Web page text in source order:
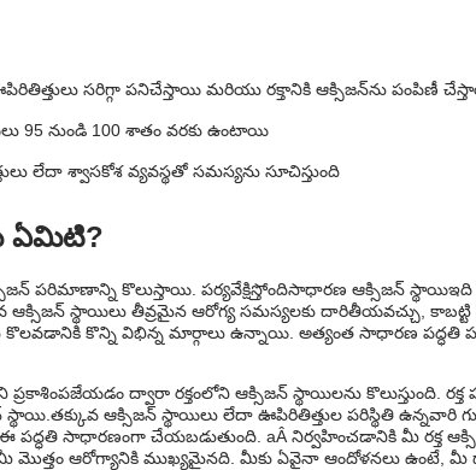
తక్కువగా ఉండటానికి కారణం ఏమిటి?
లక్షణాలు
చికిత్సలు
సరిగ్గా పనిచేస్తాయి మరియు రక్తానికి ఆక్సిజన్‌ను పంపిణీ
95 నుండి 100 శాతం వరకు ఉంటాయి
లేదా శ్వాసకోశ వ్యవస్థతో సమస్యను సూచిస్తుంది
ఏమిటి?
పరిమాణాన్ని కొలుస్తాయి. పర్యవేక్షిస్తోందిసాధారణ ఆక్సిజన్ స్థాయిఇది
ఆక్సిజన్ స్థాయిలు తీవ్రమైన ఆరోగ్య సమస్యలకు దారితీయవచ్చు,
కొలవడానికి కొన్ని విభిన్న మార్గాలు ఉన్నాయి. అత్యంత సాధారణ పద్ధతి
ద్వారా రక్తంలోని ఆక్సిజన్ స్థాయిలను కొలుస్తుంది. రక్త
స్థాయి. తక్కువ ఆక్సిజన్ స్థాయిలు లేదా ఊపిరితిత్తుల పరిస్థితి ఉన్నవారి
పద్ధతి సాధారణంగా చేయబడుతుంది. aÂ నిర్వహించడానికి మీ రక్త
మొత్తం ఆరోగ్యానికి ముఖ్యమైనది. మీకు ఏవైనా ఆందోళనలు ఉంటే, మీ